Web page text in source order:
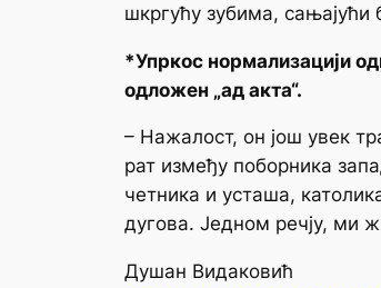
шкргућу зубима, сањајући
*Упркос нормализацији
одложен „ад акта“.
– Нажалост, он још увек
рат између поборника
четника и усташа,
дугова. Једном речју, ми
Душан Видаковић